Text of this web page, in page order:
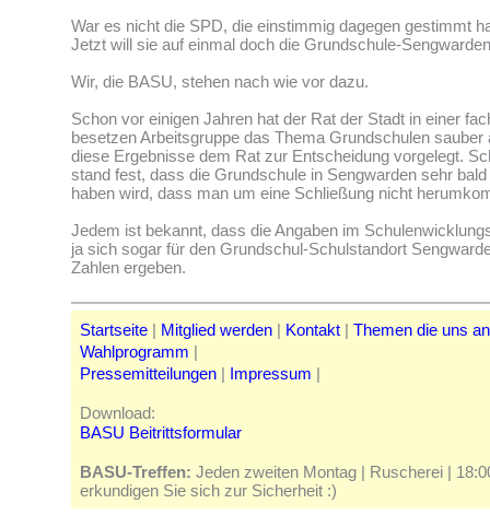
War es nicht die SPD, die einstimmig dagegen gestimmt
Jetzt will sie auf einmal doch die Grundschule-
Wir, die BASU, stehen nach wie vor dazu.
Schon vor einigen Jahren hat der Rat der Stadt in einer
besetzen Arbeitsgruppe das Thema Grundschulen sauber
diese Ergebnisse dem Rat zur Entscheidung vorgelegt.
stand fest, dass die Grundschule in Sengwarden sehr
haben wird, dass man um eine Schließung nicht
Jedem ist bekannt, dass die Angaben im
ja sich sogar für den Grundschul-Schulstandort
Zahlen ergeben.
Startseite | Mitglied werden | Kontakt | Themen die uns
Wahlprogramm |
Pressemitteilungen | Impressum |
Download:
BASU Beitrittsformular
BASU-Treffen: Jeden zweiten Montag | Ruscherei |
erkundigen Sie sich zur Sicherheit :)